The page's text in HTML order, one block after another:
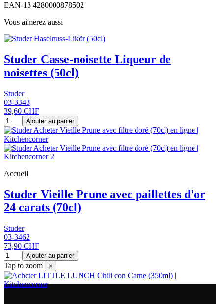
EAN-13 4280000878502
Vous aimerez aussi
Studer Casse-noisette Liqueur de
noisettes (50cl)
Studer
03-3343
39,60 CHF
Ajouter au panier
Accueil
Studer Vieille Prune avec paillettes d'or
24 carats (70cl)
Studer
03-3462
73,90 CHF
Ajouter au panier
Tap to zoom ×